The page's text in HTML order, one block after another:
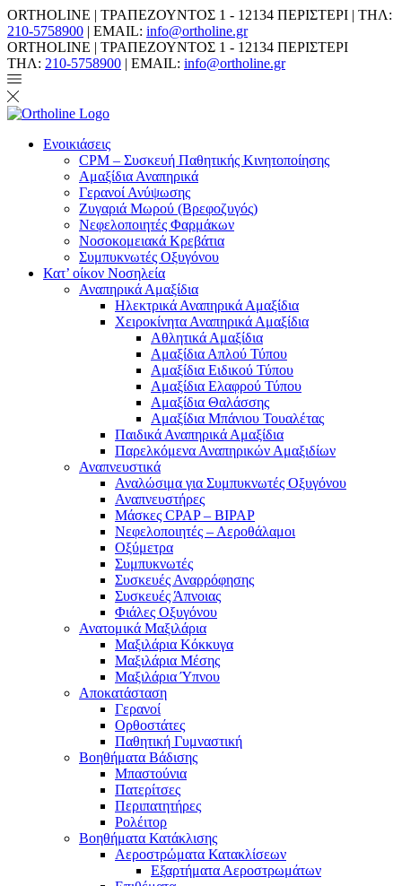
ORTHOLINE | ΤΡΑΠΕΖΟΥΝΤΟΣ 1 - 12134 ΠΕΡΙΣΤΕΡΙ | ΤΗΛ:
210-5758900 | EMAIL: info@ortholine.gr
ORTHOLINE | ΤΡΑΠΕΖΟΥΝΤΟΣ 1 - 12134 ΠΕΡΙΣΤΕΡΙ
ΤΗΛ: 210-5758900 | EMAIL: info@ortholine.gr
Ενοικιάσεις
CPM – Συσκευή Παθητικής Κινητοποίησης
Αμαξίδια Αναπηρικά
Γερανοί Ανύψωσης
Ζυγαριά Μωρού (Βρεφοζυγός)
Νεφελοποιητές Φαρμάκων
Νοσοκομειακά Κρεβάτια
Συμπυκνωτές Οξυγόνου
Κατ’ οίκον Νοσηλεία
Αναπηρικά Αμαξίδια
Ηλεκτρικά Αναπηρικά Αμαξίδια
Χειροκίνητα Αναπηρικά Αμαξίδια
Αθλητικά Αμαξίδια
Αμαξίδια Απλού Τύπου
Αμαξίδια Ειδικού Τύπου
Αμαξίδια Ελαφρού Τύπου
Αμαξίδια Θαλάσσης
Αμαξίδια Μπάνιου Τουαλέτας
Παιδικά Αναπηρικά Αμαξίδια
Παρελκόμενα Αναπηρικών Αμαξιδίων
Αναπνευστικά
Αναλώσιμα για Συμπυκνωτές Οξυγόνου
Αναπνευστήρες
Μάσκες CPAP – BIPAP
Νεφελοποιητές – Αεροθάλαμοι
Οξύμετρα
Συμπυκνωτές
Συσκευές Αναρρόφησης
Συσκευές Άπνοιας
Φιάλες Οξυγόνου
Ανατομικά Μαξιλάρια
Μαξιλάρια Κόκκυγα
Μαξιλάρια Μέσης
Μαξιλάρια Ύπνου
Αποκατάσταση
Γερανοί
Ορθοστάτες
Παθητική Γυμναστική
Βοηθήματα Βάδισης
Μπαστούνια
Πατερίτσες
Περιπατητήρες
Ρολέιτορ
Βοηθήματα Κατάκλισης
Αεροστρώματα Κατακλίσεων
Εξαρτήματα Αεροστρωμάτων